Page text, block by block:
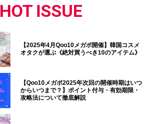
HOT ISSUE
【2025年4月Qoo10メガポ開催】韓国コスメ
オタクが選ぶ《絶対買うべき10のアイテム》
【Qoo10メガポ2025年次回の開催時期はいつ
からいつまで？】ポイント付与・有効期限・
攻略法について徹底解説